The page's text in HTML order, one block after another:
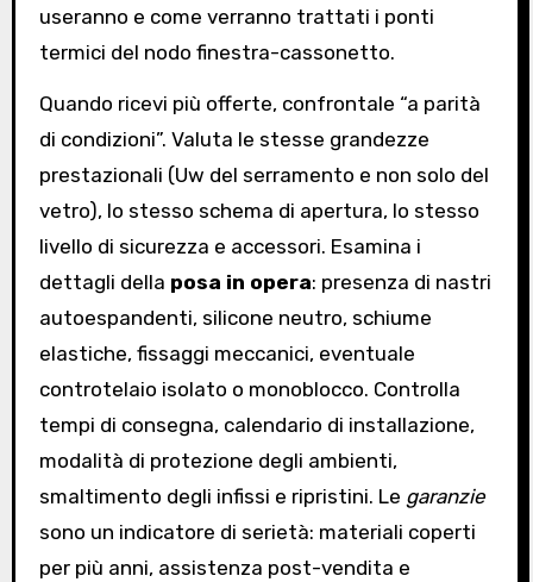
useranno e come verranno trattati i ponti
termici del nodo finestra-cassonetto.
Quando ricevi più offerte, confrontale “a parità
di condizioni”. Valuta le stesse grandezze
prestazionali (Uw del serramento e non solo del
vetro), lo stesso schema di apertura, lo stesso
livello di sicurezza e accessori. Esamina i
dettagli della posa in opera: presenza di nastri
autoespandenti, silicone neutro, schiume
elastiche, fissaggi meccanici, eventuale
controtelaio isolato o monoblocco. Controlla
tempi di consegna, calendario di installazione,
modalità di protezione degli ambienti,
smaltimento degli infissi e ripristini. Le garanzie
sono un indicatore di serietà: materiali coperti
per più anni, assistenza post-vendita e